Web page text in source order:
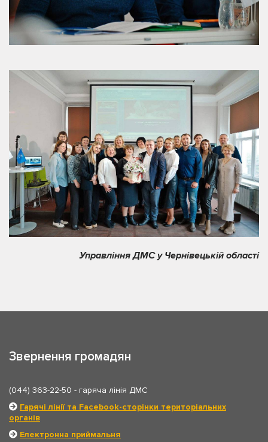
Управління ДМС у Чернівецькій області
Звернення громадян
(044) 363-22-50 - гаряча лінія ДМС
Гарячі лінії та Facebook-сторінки територіальних
органів
Електронна приймальня